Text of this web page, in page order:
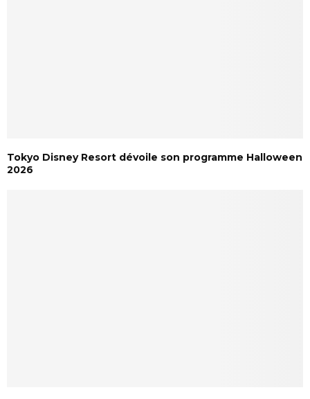
Tokyo Disney Resort dévoile son programme Halloween
2026